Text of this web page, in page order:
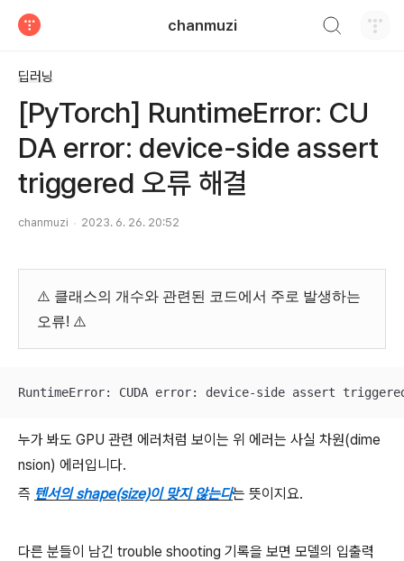
chanmuzi
딥러닝
[PyTorch] RuntimeError: CU
DA error: device-side assert
triggered 오류 해결
chanmuzi 2023. 6. 26. 20:52
⚠️ 클래스의 개수와 관련된 코드에서 주로 발생하는
오류! ⚠️
RuntimeError: CUDA error: device-side assert
누가 봐도 GPU 관련 에러처럼 보이는 위 에러는 사실 차원(dime
nsion) 에러입니다.
즉 텐서의 shape(size)이 맞지 않는다는 뜻이지요.
다른 분들이 남긴 trouble shooting 기록을 보면 모델의 입출력